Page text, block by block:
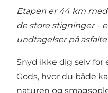
Etapen er 44 km
de store stigninger –
undtagelser på
Snyd ikke dig selv for
Gods, hvor du både
naturen og